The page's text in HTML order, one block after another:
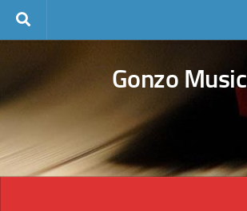
Skip to content
Gonzo Music